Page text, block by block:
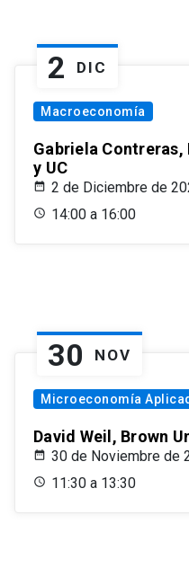
2 DIC
Macroeconomía
Gabriela Contreras,
y UC
2 de Diciembre de
14:00 a 16:00
30 NOV
Microeconomía
David Weil, Brown
30 de Noviembre de
11:30 a 13:30